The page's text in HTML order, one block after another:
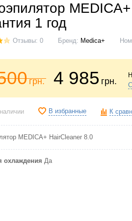
1 год
Отзывы: 0 Бренд: Medica+
грн. 4 985 грн.
В избранные К
MEDICA+ HairCleaner 8.0
охлаждения Да